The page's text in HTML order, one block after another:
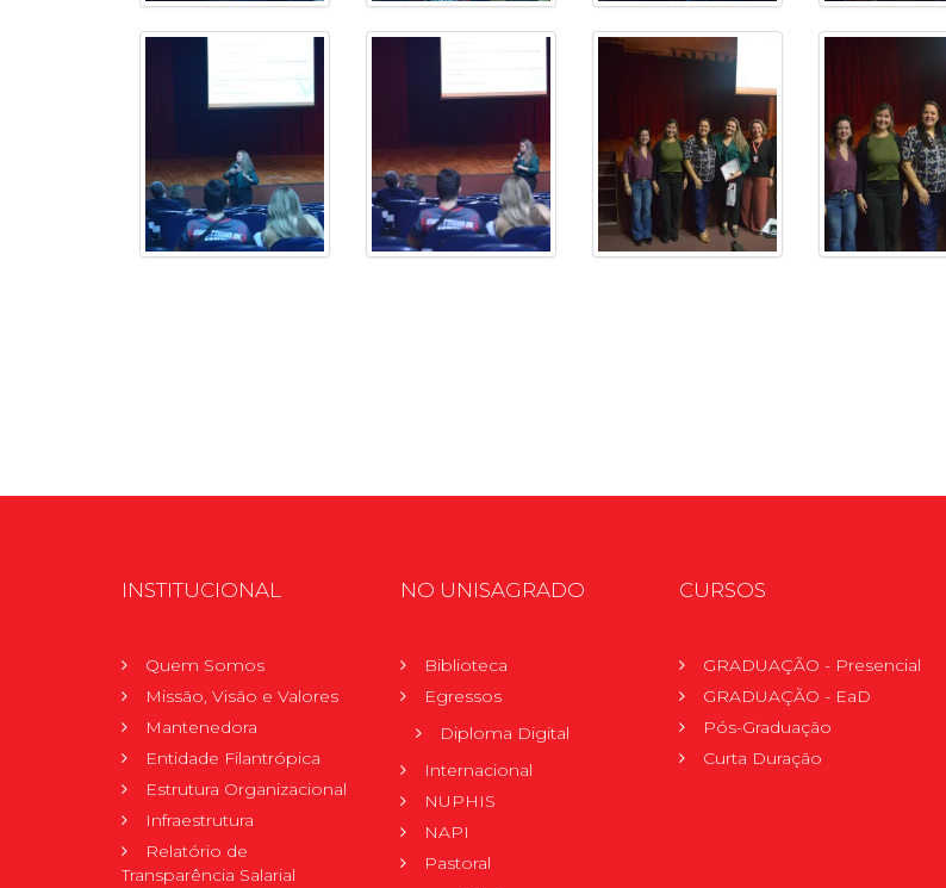
INSTITUCIONAL
Quem Somos
Missão, Visão e Valores
Mantenedora
Entidade Filantrópica
Estrutura Organizacional
Infraestrutura
Relatório de
Transparência Salarial
NO UNISAGRADO
Biblioteca
Egressos
Diploma Digital
Internacional
NUPHIS
NAPI
Pastoral
CURSOS
GRADUAÇÃO - Presencial
GRADUAÇÃO - EaD
Pós-Graduação
Curta Duração